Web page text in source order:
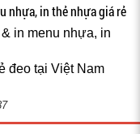
nhựa, in thẻ nhựa giá rẻ
in menu nhựa, in
đeo tại Việt Nam